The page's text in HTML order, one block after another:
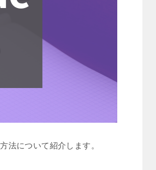
法について紹介します。